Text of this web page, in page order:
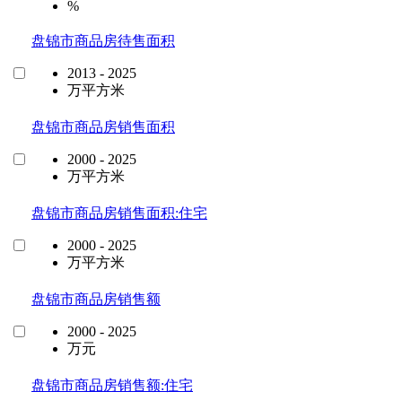
%
盘锦市商品房待售面积
2013 - 2025
万平方米
盘锦市商品房销售面积
2000 - 2025
万平方米
盘锦市商品房销售面积:住宅
2000 - 2025
万平方米
盘锦市商品房销售额
2000 - 2025
万元
盘锦市商品房销售额:住宅